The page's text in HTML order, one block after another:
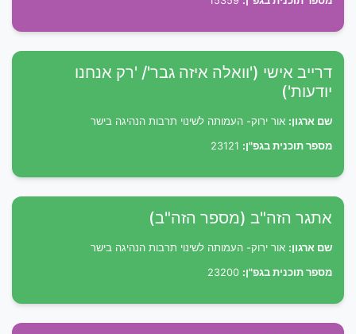
דרייב אישי ('וואלה איזה גבר'/ 'רק אנחנו
יודעות')
שם ארגון: אור ירוק- העמותה לשינוי תרבות הנהיגה בישר
מספר תוכנית בגפ"ן:
אתגר הזה"ב (מספר הזה"ב)
שם ארגון: אור ירוק- העמותה לשינוי תרבות הנהיגה בישר
מספר תוכנית בגפ"ן: